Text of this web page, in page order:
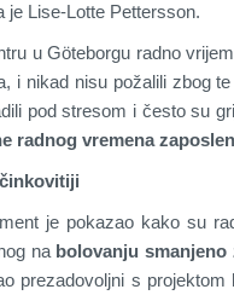
je Lise-Lotte Pettersson.
u Göteborgu radno
i nikad nisu požalili zbog
pod stresom i često su
radnog vremena
je pokazao kako su
na bolovanju
prezadovoljni s